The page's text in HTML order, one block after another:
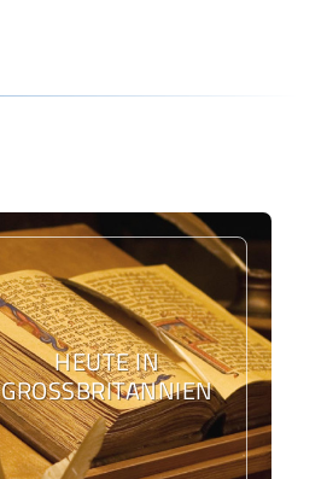
HEUTE IN
GROSSBRITANNIEN